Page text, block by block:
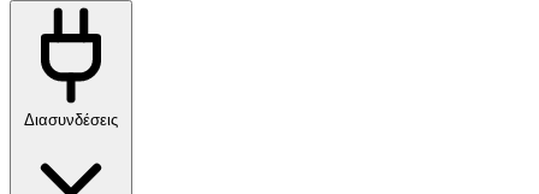
Διασυνδέσεις